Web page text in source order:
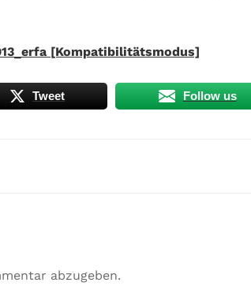
[Kompatibilitätsmodus]
Tweet Follow us
abzugeben.